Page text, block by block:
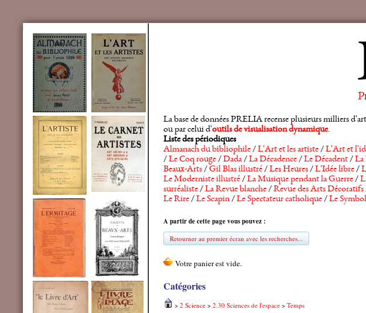
La base de données PRELIA recense plusieurs milliers
ou par celui d'outils de visualisation dynamique.
Liste des périodiques
Almanach du bibliophile/L'Art et les artiste/L'Art et
/Le Coq rouge/Dada/La Décadence/Le Décadent/La
Beaux-Arts/Gil Blas illustré/Les Heures/L'Idée libre/
Le Moderniste illustré/La Musique pendant la Guerre/
surréaliste/La Revue blanche/Revue des Arts Décoratifs
Le Rire/Le Scapin/Le Spectateur catholique/Le
A partir de cette page vous pouvez :
Retourner au premier écran avec les recherches...
Catégories
> 2 Science > 2.30 Sciences de l'espace > Temps